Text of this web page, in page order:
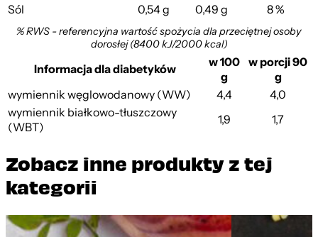
Sól
0,54 g 0,49 g 8 %
% RWS - referencyjna wartość spożycia dla przeciętnej osoby
dorosłej (8400 kJ/2000 kcal)
Informacja dla diabetyków
w 100
g
w porcji 90
g
wymiennik węglowodanowy (WW)
4,4
4,0
wymiennik białkowo-tłuszczowy
(WBT)
1,9 1,7
Zobacz inne produkty z tej
kategorii